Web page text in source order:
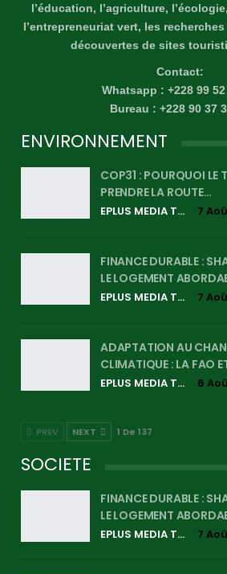
l’éducation, l’agriculture,
l’entrepreneuriat vert, les
découvertes de sites
Contact:
Whatsapp : +228 99
Bureau : +228 90 37
ENVIRONNEMENT
COP31 : POURQUOI LE
PRENDRE LA ROUTE…
EPLUS MEDIA TV 7
FINANCE DURABLE :
LE LOGEMENT
EPLUS MEDIA TV 7
ADAPTATION AU
CLIMATIQUE : LA FAO
EPLUS MEDIA TV 6
PREV NEXT 1 De 137
SOCIETE
FINANCE DURABLE :
LE LOGEMENT
EPLUS MEDIA TV 7